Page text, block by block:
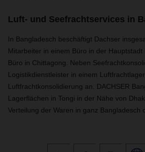
Luft- und Seefrachtservices in
In Bangladesch beschäftigt Dachser
Mitarbeiter in einem Büro in der Hauptstadt
Büro in Chittagong. Neben
Logistikdienstleister in einem
Luftfrachtkonsolidierung an. DACHSER
Lagerflächen in Tongi in der Nähe von
Verteilung der Waren in ganz Bangladesch